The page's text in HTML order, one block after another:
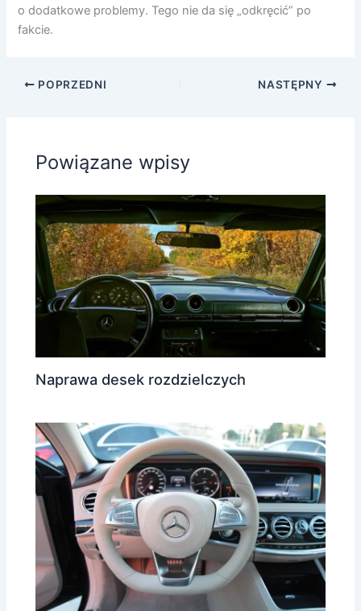
o dodatkowe problemy. Tego nie da się „odkręcić” po
fakcie.
POPRZEDNI NASTĘPNY
Powiązane wpisy
Naprawa desek rozdzielczych